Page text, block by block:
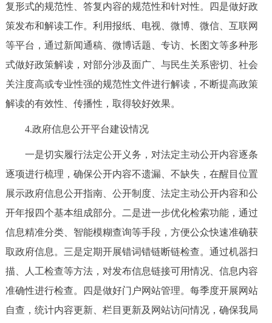
回到顶部
复形式的规范性、答复内容的规范性和针对性。四是做好政
策发布和解读工作。利用报纸、电视、微博、微信、互联网
等平台，通过新闻通稿、微博话题、专访、长图文等多种形
式做好政策解读，对部分涉及面广、与民生关系密切、社会
关注度高或专业性强的规范性文件进行解读，不断提高政策
解读的有效性、传播性，取得较好效果。
4.政府信息公开平台建设情况
一是切实履行法定公开义务，对法定主动公开内容逐条
逐项进行梳理，确保公开内容不遗漏、不缺失，在醒目位置
展示政府信息公开指南、公开制度、法定主动公开内容和公
开年报四个基本组成部分。二是进一步优化检索功能，通过
信息精准分类、智能模糊查询等手段，方便公众快速准确获
取政府信息。三是定期开展错词错链断链检查。通过机器扫
描、人工检查等方法，对发布信息链接可用情况、信息内容
准确性进行检查。四是做好门户网站管理。每季度开展网站
自查，统计内容更新、栏目更新及网站访问情况，确保我局